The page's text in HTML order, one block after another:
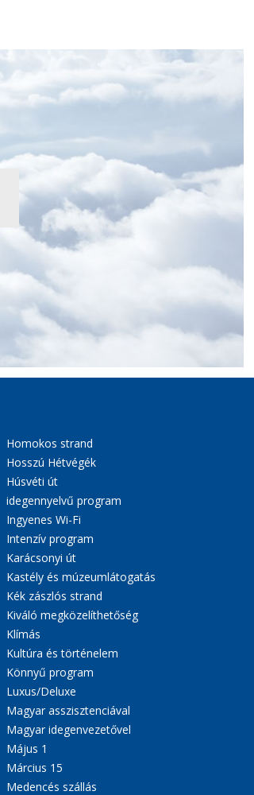
Homokos strand
Hosszú Hétvégék
Húsvéti út
idegennyelvű program
Ingyenes Wi-Fi
Intenzív program
Karácsonyi út
Kastély és múzeumlátogatás
Kék zászlós strand
Kiváló megközelíthetőség
Klímás
Kultúra és történelem
Könnyű program
Luxus/Deluxe
Magyar asszisztenciával
Magyar idegenvezetővel
Május 1
Március 15
Medencés szállás